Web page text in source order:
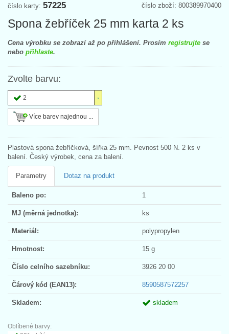
číslo zboží: 800389970400
číslo karty: 57225
Spona žebříček 25 mm karta 2 ks
Cena výrobku se zobrazí až po přihlášení. Prosím registrujte se
nebo přihlaste.
Zvolte barvu:
2
Více barev najednou ...
Plastová spona žebříčková, šířka 25 mm. Pevnost 500 N. 2 ks v
balení. Český výrobek, cena za balení.
Parametry Dotaz na produkt
Baleno po: 1
MJ (měrná jednotka): ks
Materiál: polypropylen
Hmotnost: 15 g
Číslo celního sazebníku: 3926 20 00
Čárový kód (EAN13): 8590587572257
Skladem: skladem
Oblíbené barvy: